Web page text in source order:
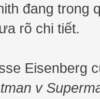
đang trong
rõ chi tiết.
Eisenberg
v